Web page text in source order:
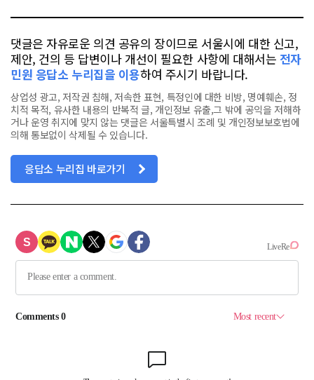
댓글은 자유로운 의견 공유의 장이므로 서울시에 대한 신고,
제안, 건의 등 답변이나 개선이 필요한 사항에 대해서는 전자
민원 응답소 누리집을 이용하여 주시기 바랍니다.
상업성 광고, 저작권 침해, 저속한 표현, 특정인에 대한 비방, 명예훼손, 정
치적 목적, 유사한 내용의 반복적 글, 개인정보 유출,그 밖에 공익을 저해하
거나 운영 취지에 맞지 않는 댓글은 서울특별시 조례 및 개인정보보호법에
의해 통보없이 삭제될 수 있습니다.
응답소 누리집 바로가기